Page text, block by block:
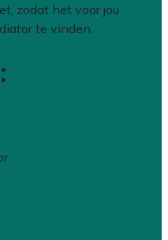
zodat het voor jou
te vinden.